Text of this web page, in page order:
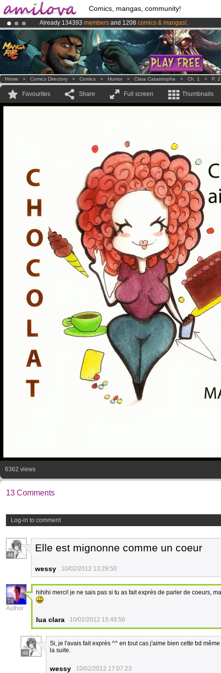
Comics, mangas, community!
Already 134393 members and 1208 comics & mangas!.
Premium membership from3.95 eurosper month !Get membership
AmilovaKickstarter is now LIVE!.
Home > Comics Directory > Comics > Humor > Clara Catastrophe > Ch. 1 > P. 2
Favourites Share Full screen Thumbnails
6362 views
13 Comments
Log-in to comment
46
Elle est mignonne comme un coeur
wessy 10/02/2012 13:29:50
19
Author
hihihi merci! je ne sais pas si tu as fait exprès de parler de coeurs,
lua clara 10/02/2012 15:48:56
46
Si, je l'avais fait exprès ^^ en tout cas j'aime bien cette bd
la suite.
wessy 10/02/2012 17:07:23